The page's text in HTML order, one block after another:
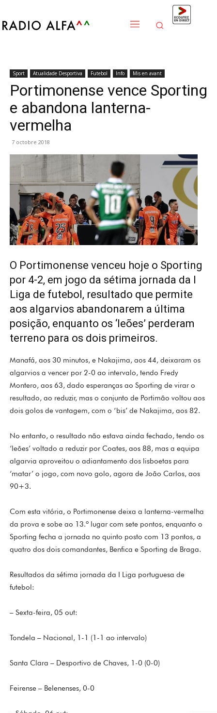
Sport Atualidade Desportiva Futebol Info Mis en avant
Portimonense vence Sporting
e abandona lanterna-
vermelha
7 octobre 2018
O Portimonense venceu hoje o Sporting
por 4-2, em jogo da sétima jornada da I
Liga de futebol, resultado que permite
aos algarvios abandonarem a última
posição, enquanto os ‘leões’ perderam
terreno para os dois primeiros.
Manafá, aos 30 minutos, e Nakajima, aos 44, deixaram os
algarvios a vencer por 2-0 ao intervalo, tendo Fredy
Montero, aos 63, dado esperanças ao Sporting de virar o
resultado, ao reduzir, mas o conjunto de Portimão voltou aos
dois golos de vantagem, com o ‘bis’ de Nakajima, aos 82.
No entanto, o resultado não estava ainda fechado, tendo os
‘leões’ voltado a reduzir por Coates, aos 88, mas a equipa
algarvia aproveitou o adiantamento dos lisboetas para
‘matar’ o jogo, com novo golo, agora de João Carlos, aos
90+3.
Com esta vitória, o Portimonense deixa a lanterna-vermelha
da prova e sobe ao 13.º lugar com sete pontos, enquanto o
Sporting fecha a jornada no quinto posto com 13 pontos, a
quatro dos dois comandantes, Benfica e Sporting de Braga.
Resultados da sétima jornada da I Liga portuguesa de
futebol:
– Sexta-feira, 05 out:
Tondela – Nacional, 1-1 (1-1 ao intervalo)
Santa Clara – Desportivo de Chaves, 1-0 (0-0)
Feirense – Belenenses, 0-0